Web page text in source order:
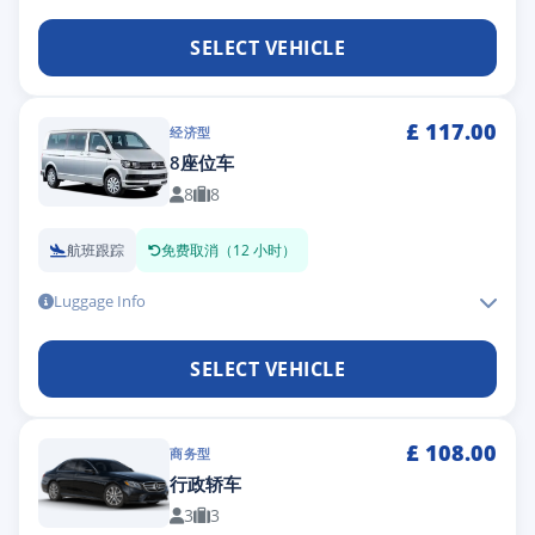
SELECT VEHICLE
经济型 £ 117.00
8座位车
8 8
航班跟踪 免费取消（12 小时）
Luggage Info
SELECT VEHICLE
商务型 £ 108.00
行政轿车
3 3